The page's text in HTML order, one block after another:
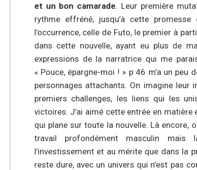
et un bon camarade. Leur première
rythme effréné, jusqu’à cette
l’occurrence, celle de Futo, le premier à
dans cette nouvelle, ayant eu plus de
expressions de la narratrice qui me
« Pouce, épargne-moi ! » p 46 m’a un
personnages attachants. On imagine
premiers challenges, les liens qui les
victoires. J’ai aimé cette entrée en
qui plane sur toute la nouvelle. Là encore,
travail profondément masculin
l’investissement et au mérite que dans la
reste dure, avec un univers qui n’est pas